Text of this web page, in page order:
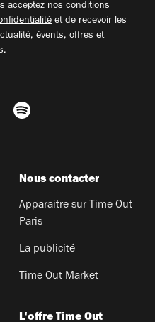
acceptez nos conditions
et de recevoir les
évents, offres et
Nous contacter
Apparaitre sur Time Out
Paris
La publicité
Time Out Market
L'offre Time Out